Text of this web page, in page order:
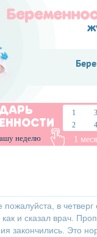
неделю
1 3
2
4
1
пожалуйста, в
и сказал врач.
закончились. Это